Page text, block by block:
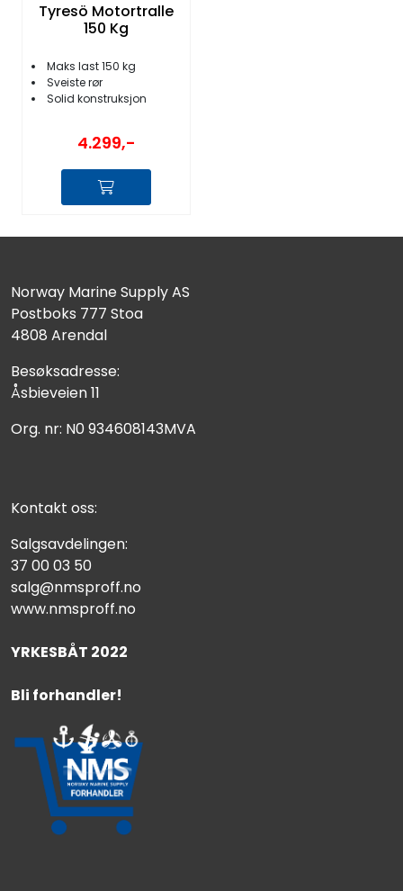
Tyresö Motortralle
150 Kg
Maks last 150 kg
Sveiste rør
Solid konstruksjon
4.299,-
Norway Marine Supply AS
Postboks 777 Stoa
4808 Arendal
Besøksadresse:
Åsbieveien 11
Org. nr: N0 934608143MVA
Kontakt oss:
Salgsavdelingen:
37 00 03 50
salg@nmsproff.no
www.nmsproff.no
YRKESBÅT 2022
Bli forhandler!